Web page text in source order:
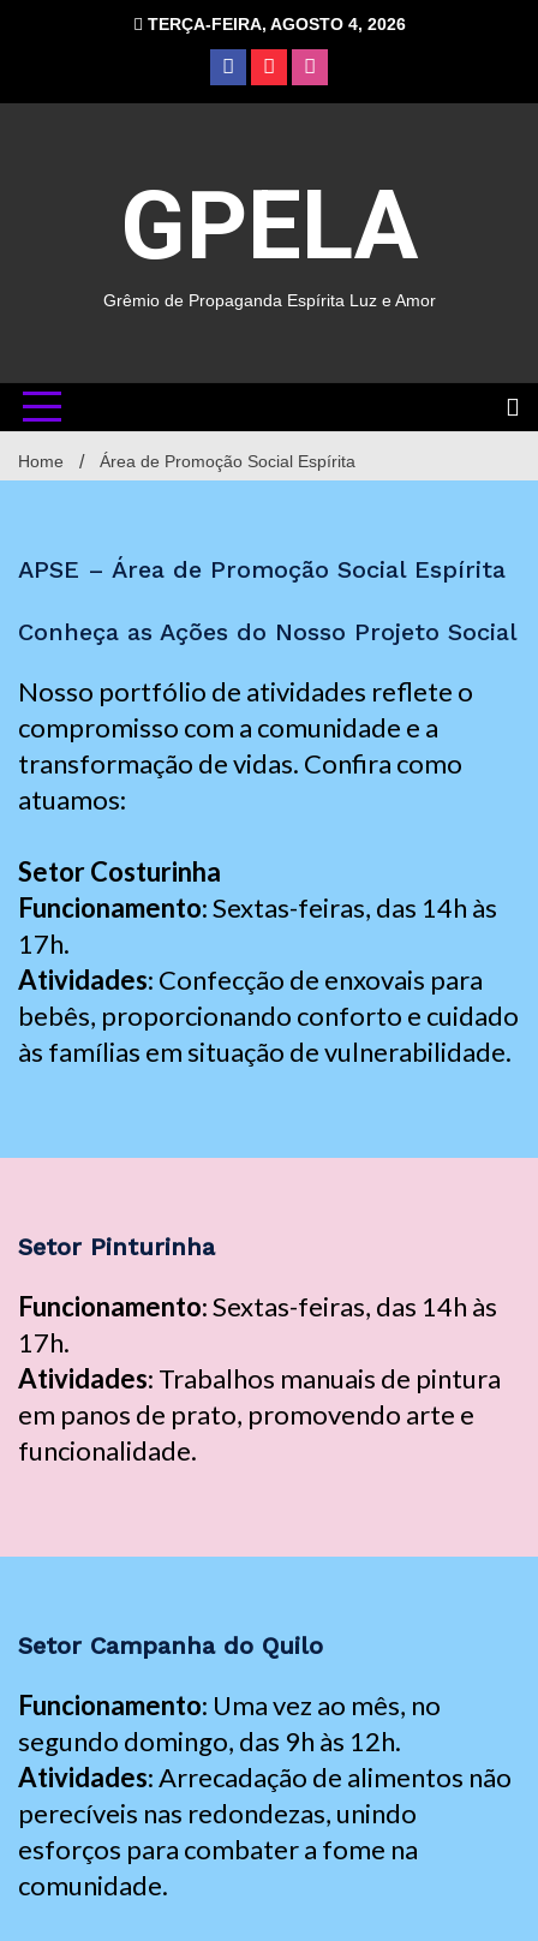
TERÇA-FEIRA, AGOSTO 4, 2026
GPELA
Grêmio de Propaganda Espírita Luz e Amor
Home Área de Promoção Social Espírita
APSE – Área de Promoção Social Espírita
Conheça as Ações do Nosso Projeto Social
Nosso portfólio de atividades reflete o
compromisso com a comunidade e a
transformação de vidas. Confira como
atuamos:
Setor Costurinha
Funcionamento: Sextas-feiras, das 14h às
17h.
Atividades: Confecção de enxovais para
bebês, proporcionando conforto e cuidado
às famílias em situação de vulnerabilidade.
Setor Pinturinha
Funcionamento: Sextas-feiras, das 14h às
17h.
Atividades: Trabalhos manuais de pintura
em panos de prato, promovendo arte e
funcionalidade.
Setor Campanha do Quilo
Funcionamento: Uma vez ao mês, no
segundo domingo, das 9h às 12h.
Atividades: Arrecadação de alimentos não
perecíveis nas redondezas, unindo
esforços para combater a fome na
comunidade.